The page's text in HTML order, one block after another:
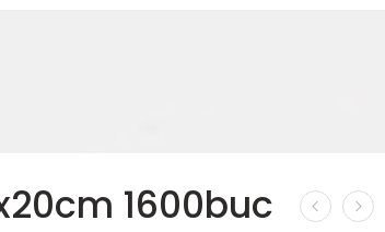
1600buc